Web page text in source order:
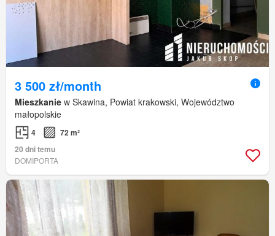
3 500 zł/month
Mieszkanie w Skawina, Powiat krakowski, Województwo
małopolskie
4
72 m²
20 dni temu
DOMIPORTA